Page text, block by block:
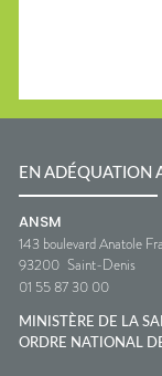
EN ADÉQUATION
ANSM
143 boulevard Anatole
93200 Saint-Denis
01 55 87 30 00
MINISTÈRE DE LA
ORDRE NATIONAL